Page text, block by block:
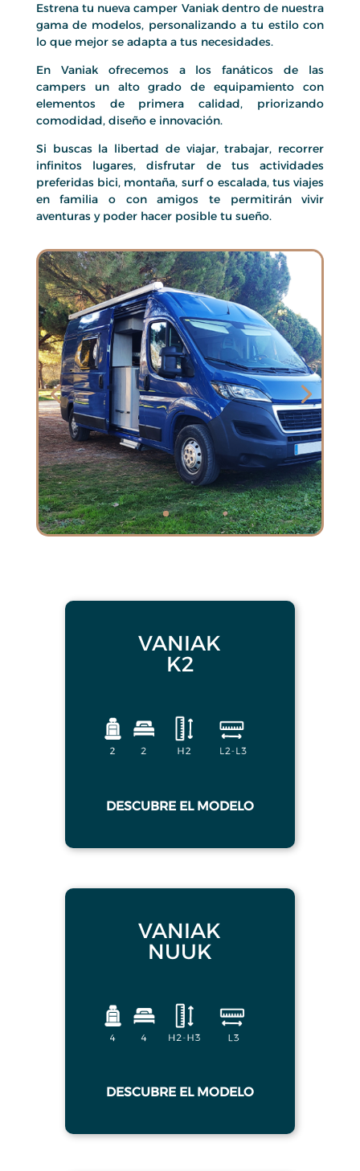
Estrena tu nueva camper Vaniak dentro de nuestra
gama de modelos, personalizando a tu estilo con
lo que mejor se adapta a tus necesidades.
En Vaniak ofrecemos a los fanáticos de las
campers un alto grado de equipamiento con
elementos de primera calidad, priorizando
comodidad, diseño e innovación.
Si buscas la libertad de viajar, trabajar, recorrer
infinitos lugares, disfrutar de tus actividades
preferidas bici, montaña, surf o escalada, tus viajes
en familia o con amigos te permitirán vivir
aventuras y poder hacer posible tu sueño.
VANIAK
K2
DESCUBRE EL MODELO
VANIAK
NUUK
DESCUBRE EL MODELO